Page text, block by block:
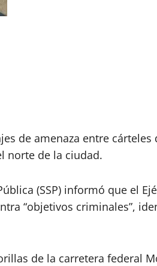
de amenaza entre
norte de la ciudad.
(SSP) informó que el
“objetivos criminales”,
de la carretera federal